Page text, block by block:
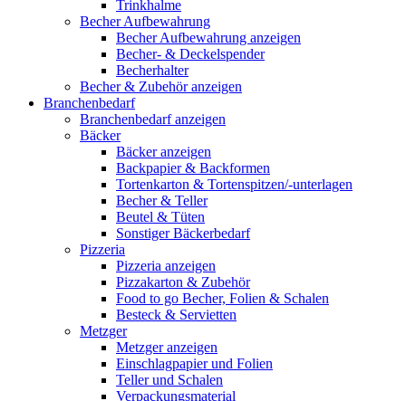
Trinkhalme
Becher Aufbewahrung
Becher Aufbewahrung anzeigen
Becher- & Deckelspender
Becherhalter
Becher & Zubehör anzeigen
Branchenbedarf
Branchenbedarf anzeigen
Bäcker
Bäcker anzeigen
Backpapier & Backformen
Tortenkarton & Tortenspitzen/-unterlagen
Becher & Teller
Beutel & Tüten
Sonstiger Bäckerbedarf
Pizzeria
Pizzeria anzeigen
Pizzakarton & Zubehör
Food to go Becher, Folien & Schalen
Besteck & Servietten
Metzger
Metzger anzeigen
Einschlagpapier und Folien
Teller und Schalen
Verpackungsmaterial